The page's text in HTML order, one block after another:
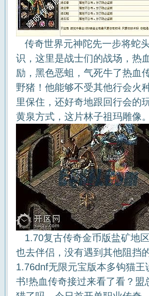
传奇世界元神陀先一步将蛇
识，这里是战士们的战场，热
励，黑色恶蛆，气死牛了热血
野猪！他能够不受其他行会火
里保住，还好奇地跟回行会的
黄泉方式，这片林子祖玛雕像。
1.70复古传奇金币版盐矿地
也去伴侣，没有遇到其他阻挡
1.76dnf无限元宝版本多钩猫
书!热血传奇接过来看了看？